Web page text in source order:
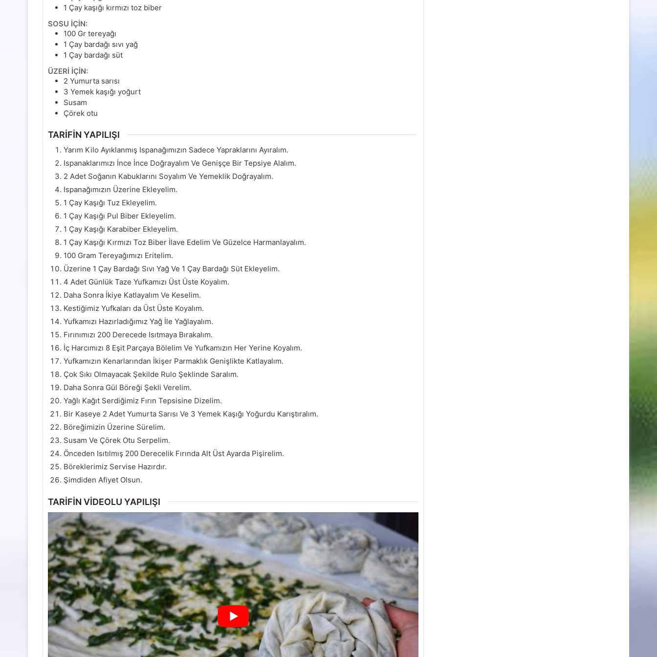
1 Çay kaşığı kırmızı toz biber
SOSU İÇİN:
100 Gr tereyağı
1 Çay bardağı sıvı yağ
1 Çay bardağı süt
ÜZERİ İÇİN:
2 Yumurta sarısı
3 Yemek kaşığı yoğurt
Susam
Çörek otu
TARİFİN YAPILIŞI
Yarım Kilo Ayıklanmış Ispanağımızın Sadece Yapraklarını Ayıralım.
Ispanaklarımızı İnce İnce Doğrayalım Ve Genişçe Bir Tepsiye Alalım.
2 Adet Soğanın Kabuklarını Soyalım Ve Yemeklik Doğrayalım.
Ispanağımızın Üzerine Ekleyelim.
1 Çay Kaşığı Tuz Ekleyelim.
1 Çay Kaşığı Pul Biber Ekleyelim.
1 Çay Kaşığı Karabiber Ekleyelim.
1 Çay Kaşığı Kırmızı Toz Biber İlave Edelim Ve Güzelce Harmanlayalım.
100 Gram Tereyağımızı Eritelim.
Üzerine 1 Çay Bardağı Sıvı Yağ Ve 1 Çay Bardağı Süt Ekleyelim.
4 Adet Günlük Taze Yufkamızı Üst Üste Koyalım.
Daha Sonra İkiye Katlayalım Ve Keselim.
Kestiğimiz Yufkaları da Üst Üste Koyalım.
Yufkamızı Hazırladığımız Yağ İle Yağlayalım.
Fırınımızı 200 Derecede Isıtmaya Bırakalım.
İç Harcımızı 8 Eşit Parçaya Bölelim Ve Yufkamızın Her Yerine Koyalım.
Yufkamızın Kenarlarından İkişer Parmaklık Genişlikte Katlayalım.
Çok Sıkı Olmayacak Şekilde Rulo Şeklinde Saralım.
Daha Sonra Gül Böreği Şekli Verelim.
Yağlı Kağıt Serdiğimiz Fırın Tepsisine Dizelim.
Bir Kaseye 2 Adet Yumurta Sarısı Ve 3 Yemek Kaşığı Yoğurdu Karıştıralım.
Böreğimizin Üzerine Sürelim.
Susam Ve Çörek Otu Serpelim.
Önceden Isıtılmış 200 Derecelik Fırında Alt Üst Ayarda Pişirelim.
Böreklerimiz Servise Hazırdır.
Şimdiden Afiyet Olsun.
TARİFİN VİDEOLU YAPILIŞI